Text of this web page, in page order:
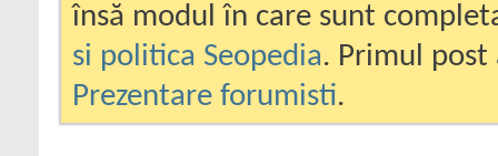
însă modul în care sunt
si politica Seopedia. Primul
Prezentare forumisti.